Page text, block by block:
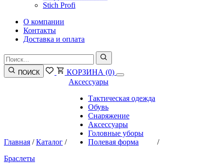
Stich Profi
О компании
Контакты
Доставка и оплата
ПОИСК КОРЗИНА (0)
Главная /Каталог /
Аксессуары
Тактическая одежда
Обувь
Снаряжение
Аксессуары
Головные уборы
Полевая форма
/
Браслеты